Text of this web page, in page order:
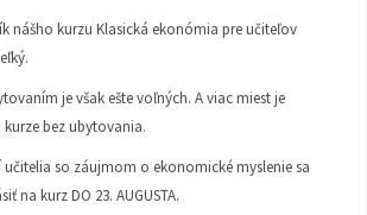
nášho kurzu Klasická ekonómia pre učiteľov
je však ešte voľných. A viac miest je
bez ubytovania.
učitelia so záujmom o ekonomické myslenie sa
na kurz DO 23. AUGUSTA.